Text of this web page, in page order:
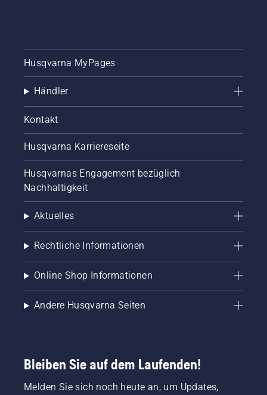
Husqvarna MyPages
Händler
Kontakt
Husqvarna Karriereseite
Husqvarnas Engagement bezüglich
Nachhaltigkeit
Aktuelles
Rechtliche Informationen
Online Shop Informationen
Andere Husqvarna Seiten
Bleiben Sie auf dem Laufenden!
Melden Sie sich noch heute an, um Updates,